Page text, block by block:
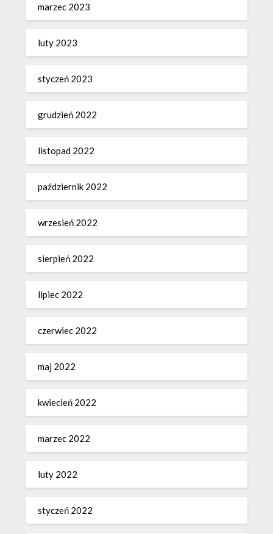
marzec 2023
luty 2023
styczeń 2023
grudzień 2022
listopad 2022
październik 2022
wrzesień 2022
sierpień 2022
lipiec 2022
czerwiec 2022
maj 2022
kwiecień 2022
marzec 2022
luty 2022
styczeń 2022